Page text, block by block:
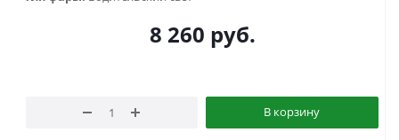
8 260 руб.
В корзину